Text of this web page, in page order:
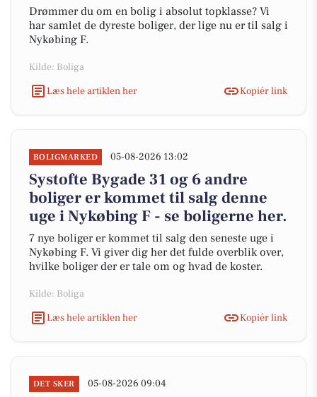
Drømmer du om en bolig i absolut topklasse? Vi
har samlet de dyreste boliger, der lige nu er til salg i
Nykøbing F.
Kilde: Boliga
Læs hele artiklen her
Kopiér link
BOLIGMARKED 05-08-2026 13:02
Systofte Bygade 31 og 6 andre
boliger er kommet til salg denne
uge i Nykøbing F - se boligerne her.
7 nye boliger er kommet til salg den seneste uge i
Nykøbing F. Vi giver dig her det fulde overblik over,
hvilke boliger der er tale om og hvad de koster.
Kilde: Boliga
Læs hele artiklen her
Kopiér link
DET SKER 05-08-2026 09:04